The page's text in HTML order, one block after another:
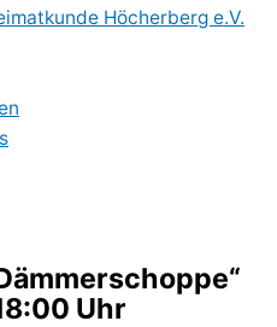
Höcherberg e.V.
Uhr